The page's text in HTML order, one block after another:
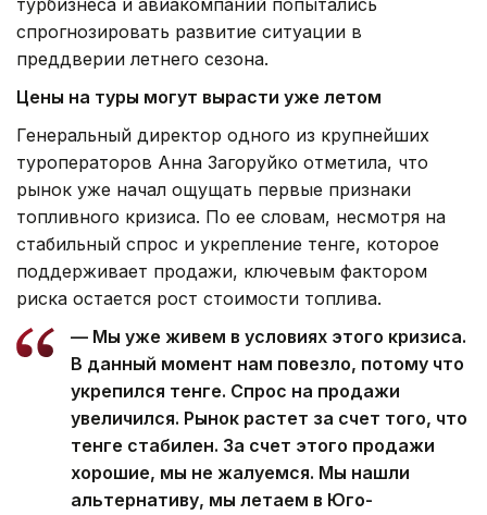
спрогнозировать развитие ситуации в
преддверии летнего сезона.
Цены на туры могут вырасти уже летом
Генеральный директор одного из крупнейших
туроператоров Анна Загоруйко отметила, что
рынок уже начал ощущать первые признаки
топливного кризиса. По ее словам, несмотря на
стабильный спрос и укрепление тенге, которое
поддерживает продажи, ключевым фактором
риска остается рост стоимости топлива.
— Мы уже живем в условиях этого кризиса.
В данный момент нам повезло, потому что
укрепился тенге. Спрос на продажи
увеличился. Рынок растет за счет того, что
тенге стабилен. За счет этого продажи
хорошие, мы не жалуемся. Мы нашли
альтернативу, мы летаем в Юго-